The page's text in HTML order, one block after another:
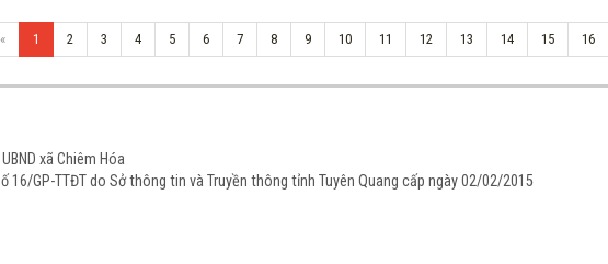
« 1 2 3 4 5 6 7 8 9 10 11 12 13 14 15 16
xã Chiêm Hóa
GP-TTĐT do Sở thông tin và Truyền thông tỉnh Tuyên Quang cấp ngày 02/02/2015